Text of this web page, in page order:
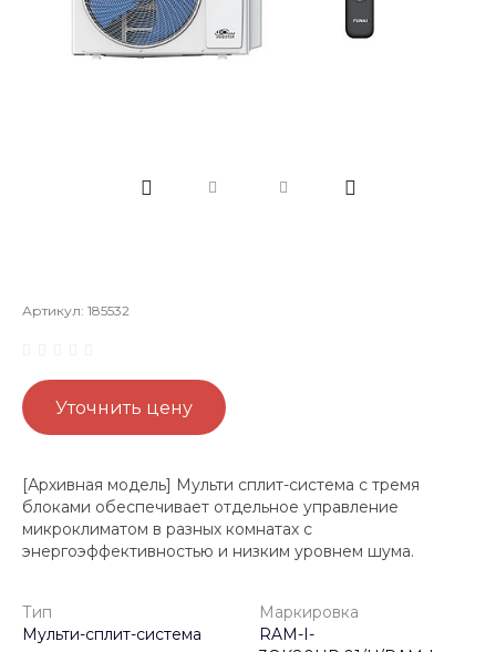
Артикул: 185532
Уточнить цену
[Архивная модель] Мульти сплит-система с тремя
блоками обеспечивает отдельное управление
микроклиматом в разных комнатах с
энергоэффективностью и низким уровнем шума.
Тип
Мульти-сплит-система
Маркировка
RAM-I-